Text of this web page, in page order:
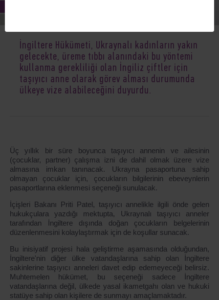
İngiltere Hükümeti, Ukraynalı kadınların yakın
gelecekte, üreme tıbbı alanındaki bu yöntemi
kullanma gerekliliği olan İngiliz çiftler için
taşıyıcı anne olarak görev alması durumunda
ülkeye vize alabileceğini duyurdu.
Üç yıllık bir süre boyunca taşıyıcı annenin ve ailesinin
(çocuklar, partner) çalışma izni de dahil olmak üzere vize
almasına imkan tanınacak. Ukrayna pasaportuna sahip
olmayan çocuklar için, çocukların bilgilerinin ebeveynlerin
pasaportlarına eklenmesi seçeneği sunulacak.
İçişleri Bakanı Priti Patel, taşıyıcı annelikle ilgili önde gelen
hukukçulara yazdığı mektupta, Ukraynalı taşıyıcı anneler
tarafından İngiltere dışında doğan çocukların belgelerinin
düzenlenmesini kolaylaştırmak için de koşullar sunacak.
Bu inisiyatif projesi hala geliştirme aşamasında olduğundan,
İngiltere'nin diğer ülke vatandaşlarına sahip olan İngiltere
sakinlerine taşıyıcı anneleri davet edip edemeyeceği belirsiz.
Muhtemelen hükümet, bu seçeneği sadece İngiltere
vatandaşlarına değil, ülkede yasal ikametgahı olan ve hukuki
statüye sahip olan kişilere de sunmayı amaçlamaktadır.